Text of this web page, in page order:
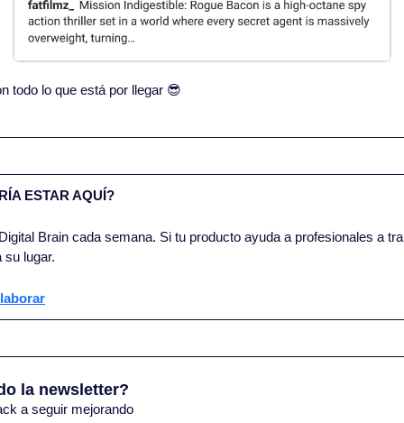
todo lo que está por llegar 😎
ESTAR AQUÍ?
Brain cada semana. Si tu producto ayuda a profesionales a
su lugar.
la newsletter?
a seguir mejorando